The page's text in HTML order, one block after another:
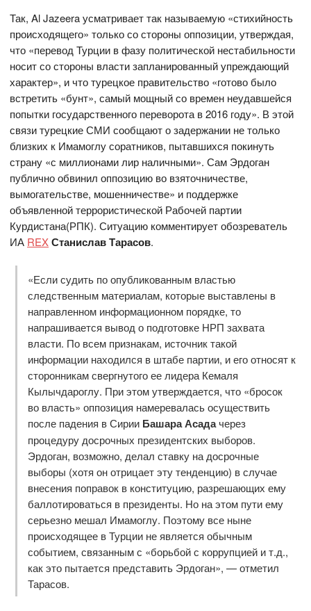
Так, Al Jazeera усматривает так называемую «стихийность
происходящего» только со стороны оппозиции, утверждая,
что «перевод Турции в фазу политической нестабильности
носит со стороны власти запланированный упреждающий
характер», и что турецкое правительство «готово было
встретить «бунт», самый мощный со времен неудавшейся
попытки государственного переворота в 2016 году». В этой
связи турецкие СМИ сообщают о задержании не только
близких к Имамоглу соратников, пытавшихся покинуть
страну «с миллионами лир наличными». Сам Эрдоган
публично обвинил оппозицию во взяточничестве,
вымогательстве, мошенничестве» и поддержке
объявленной террористической Рабочей партии
Курдистана(РПК). Ситуацию комментирует обозреватель
ИА REXСтанислав Тарасов.
«Если судить по опубликованным властью
следственным материалам, которые выставлены в
направленном информационном порядке, то
напрашивается вывод о подготовке НРП захвата
власти. По всем признакам, источник такой
информации находился в штабе партии, и его относят к
сторонникам свергнутого ее лидера Кемаля
Кылычдароглу. При этом утверждается, что «бросок
во власть» оппозиция намеревалась осуществить
после падения в Сирии Башара Асадачерез
процедуру досрочных президентских выборов.
Эрдоган, возможно, делал ставку на досрочные
выборы (хотя он отрицает эту тенденцию) в случае
внесения поправок в конституцию, разрешающих ему
баллотироваться в президенты. Но на этом пути ему
серьезно мешал Имамоглу. Поэтому все ныне
происходящее в Турции не является обычным
событием, связанным с «борьбой с коррупцией и т.д.,
как это пытается представить Эрдоган», — отметил
Тарасов.